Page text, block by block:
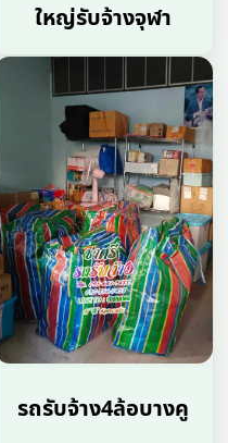
ใหญ่รับจ้างจุฬา
รถรับจ้าง4ล้อบางคู